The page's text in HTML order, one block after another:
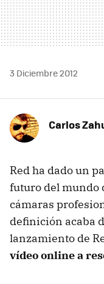
3 Diciembre 2012
Carlos
Red ha dado un
futuro del mundo
cámaras
definición acaba
lanzamiento de
vídeo online a